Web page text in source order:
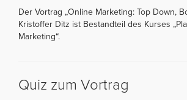
Der Vortrag „Online Marketing: Top Down,
Kristoffer Ditz ist Bestandteil des Kurses
Marketing“.
Quiz zum Vortrag